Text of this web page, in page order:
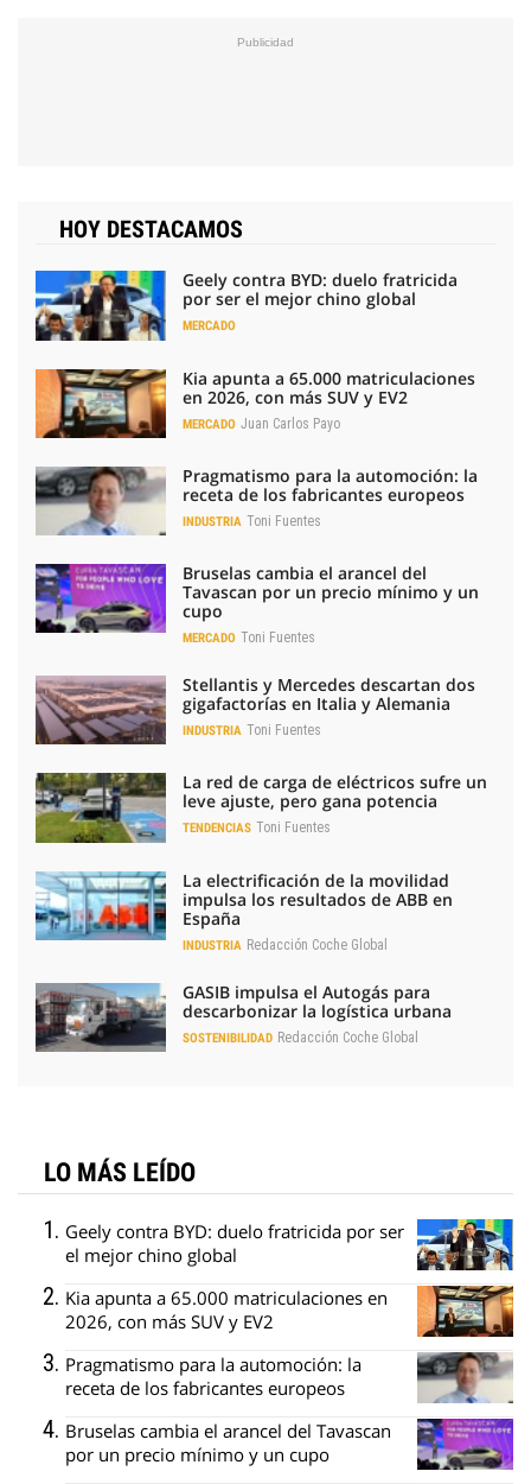
HOY DESTACAMOS
Geely contra BYD: duelo fratricida
por ser el mejor chino global
MERCADO
Kia apunta a 65.000 matriculaciones
en 2026, con más SUV y EV2
MERCADO Juan Carlos Payo
Pragmatismo para la automoción: la
receta de los fabricantes europeos
INDUSTRIA Toni Fuentes
Bruselas cambia el arancel del
Tavascan por un precio mínimo y un
cupo
MERCADO Toni Fuentes
Stellantis y Mercedes descartan dos
gigafactorías en Italia y Alemania
INDUSTRIA Toni Fuentes
La red de carga de eléctricos sufre un
leve ajuste, pero gana potencia
TENDENCIAS Toni Fuentes
La electrificación de la movilidad
impulsa los resultados de ABB en
España
INDUSTRIA Redacción Coche Global
GASIB impulsa el Autogás para
descarbonizar la logística urbana
SOSTENIBILIDAD Redacción Coche Global
LO MÁS LEÍDO
Geely contra BYD: duelo fratricida por ser
el mejor chino global
Kia apunta a 65.000 matriculaciones en
2026, con más SUV y EV2
Pragmatismo para la automoción: la
receta de los fabricantes europeos
Bruselas cambia el arancel del Tavascan
por un precio mínimo y un cupo